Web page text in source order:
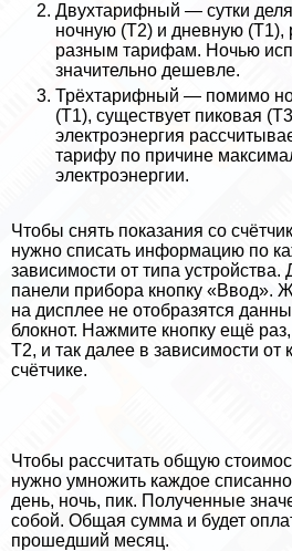
Двухтарифный — сутки
ночную (Т2) и дневную
разным тарифам. Ночью
значительно дешевле.
Трёхтарифный — помимо
(Т1), существует пиковая
электроэнергия
тарифу по причине
электроэнергии.
Чтобы снять показания со
нужно списать информацию по
зависимости от типа
панели прибора кнопку «Ввод».
на дисплее не отобразятся
блокнот. Нажмите кнопку ещё
Т2, и так далее в зависимости от
счётчике.
Чтобы рассчитать общую
нужно умножить каждое
день, ночь, пик. Полученные
собой. Общая сумма и будет
прошедший месяц.